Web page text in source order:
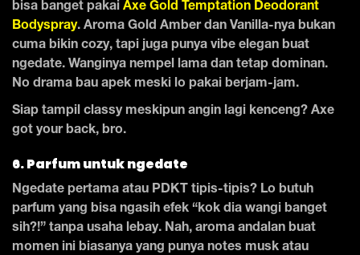
bisa banget pakai Axe Gold Temptation Deodorant
Bodyspray. Aroma Gold Amber dan Vanilla-nya bukan
cuma bikin cozy, tapi juga punya vibe elegan buat
ngedate. Wanginya nempel lama dan tetap dominan.
No drama bau apek meski lo pakai berjam-jam.
Siap tampil classy meskipun angin lagi kenceng? Axe
got your back, bro.
6. Parfum untuk ngedate
Ngedate pertama atau PDKT tipis-tipis? Lo butuh
parfum yang bisa ngasih efek “kok dia wangi banget
sih?!” tanpa usaha lebay. Nah, aroma andalan buat
momen ini biasanya yang punya notes musk atau